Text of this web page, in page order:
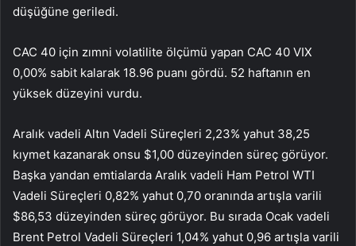
düşüğüne geriledi.
CAC 40 için zımni volatilite ölçümü yapan CAC 40 VIX
0,00% sabit kalarak 18.96 puanı gördü. 52 haftanın en
yüksek düzeyini vurdu.
Aralık vadeli Altın Vadeli Süreçleri 2,23% yahut 38,25
kıymet kazanarak onsu $1,00 düzeyinden süreç görüyor.
Başka yandan emtialarda Aralık vadeli Ham Petrol WTI
Vadeli Süreçleri 0,82% yahut 0,70 oranında artışla varili
$86,53 düzeyinden süreç görüyor. Bu sırada Ocak vadeli
Brent Petrol Vadeli Süreçleri 1,04% yahut 0,96 artışla varili